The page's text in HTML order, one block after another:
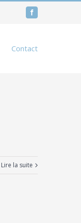
Contact
Lire la suite